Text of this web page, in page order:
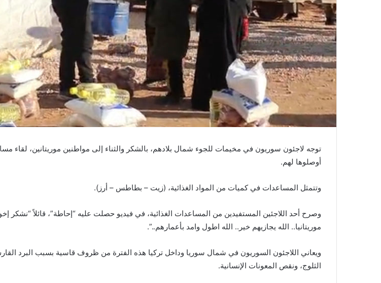
توجه لاجئون سوريون في مخيمات للجوء شمال بلادهم، بالشكر والثناء إلى مواطنين موريتانين، لقاء
أوصلوها لهم.
وتتمثل المساعدات في كميات من المواد الغذائية، (زيت – بطاطس – أرز).
وصرح أحد اللاجئين المستفيدين من المساعدات الغذائية، في فيديو حصلت عليه “إحاطة”، قائلاً “نشكر
موريتانيا.. الله يجازيهم خير.. الله اطول وامد بأعمارهم..”.
ويعاني اللاجئون السوريون في شمال سوريا وداخل تركيا هذه الفترة من ظروف قاسية بسبب البرد
الثلوج، ونقص المعونات الإنسانية.